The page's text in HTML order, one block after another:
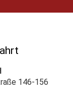
146-156